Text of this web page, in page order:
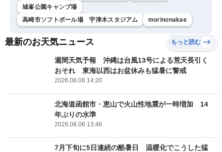
城峯公園キャンプ場
高崎市ソフトボール場 宇津木スタジアム
morinonakae
最新のお天気ニュース もっと読む
週間天気予報 沖縄は台風13号による荒天長引く
おそれ 東海以西はお盆休みも猛暑に警戒
2026.08.06 14:20
北海道函館市・恵山で火山性地震が一時増加 14
年ぶりの水準
2026.08.06 13:46
7月下旬に5日連続の酷暑日 温暖化でこうした猛